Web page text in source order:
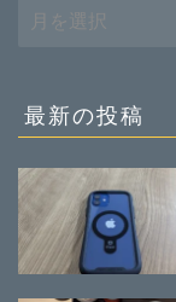
去
稿
最新の投稿